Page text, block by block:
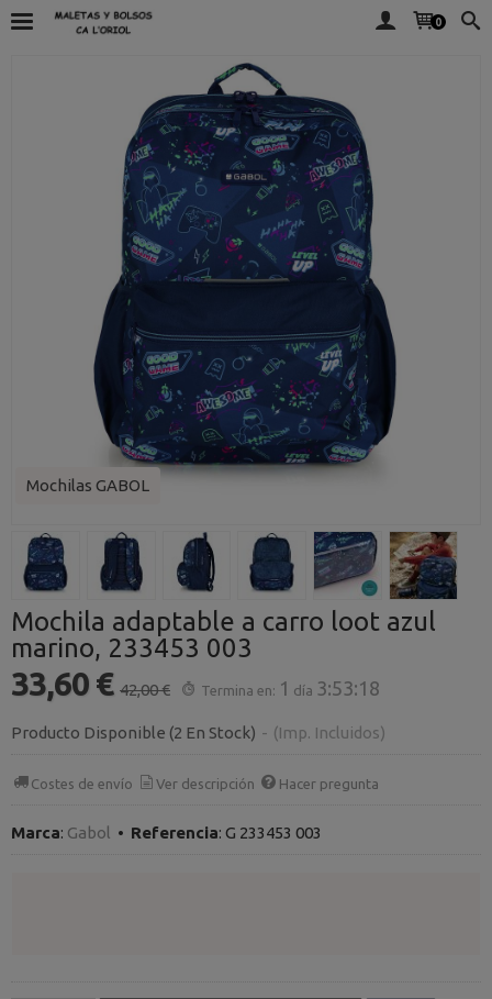
0
Mochilas GABOL
Mochila adaptable a carro loot azul
marino, 233453 003
33,60 € 42,00 € Termina en: 1 día 3:53:18
Producto Disponible (2 En Stock) - (Imp. Incluidos)
Costes de envío Ver descripción Hacer pregunta
Marca: Gabol • Referencia: G 233453 003